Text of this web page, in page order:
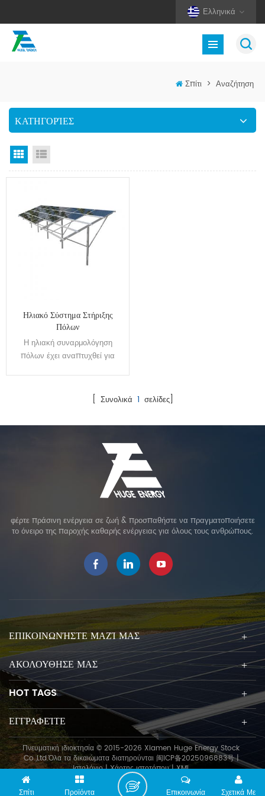
Ελληνικά
Σπίτι > Αναζήτηση
ΚΑΤΗΓΟΡΊΕΣ
Προβολή πλέγματος
Ηλιακό Σύστημα Στήριξης
Πόλων
Η ηλιακή συναρμολόγηση
πόλων έχει αναπτυχθεί για
[ Συνολικά 1 σελίδες]
φέρτε πράσινη ενέργεια σε ζωή & προσπαθήστε να πραγματοποιήσετε
το όνειρο της παροχής καθαρής ενέργειας για όλους τους ανθρώπους.
ΕΠΙΚΟΙΝΩΝΉΣΤΕ ΜΑΖΊ ΜΑΣ
ΑΚΟΛΟΥΘΗΣΕ ΜΑΣ
HOT TAGS
ΕΓΓΡΑΦΕΊΤΕ
Πνευματική ιδιοκτησία © 2015-2026 Xiamen Huge Energy Stock
Co.,Ltd.Όλα τα δικαιώματα διατηρούνται 闽ICP备2025096883号|
Ιστολόγιο|Χάρτης ιστοτόπου|XML
Σπίτι Προϊόντα Σχετικά Με
Επικοινωνία